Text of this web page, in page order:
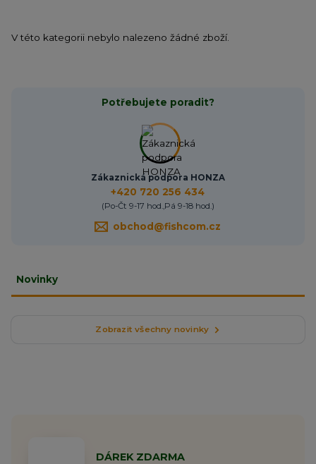
V této kategorii nebylo nalezeno žádné zboží.
Potřebujete poradit?
Zákaznická podpora HONZA
+420 720 256 434
(Po-Čt 9-17 hod.,Pá 9-18 hod.)
obchod@fishcom.cz
Novinky
Zobrazit všechny novinky
DÁREK ZDARMA